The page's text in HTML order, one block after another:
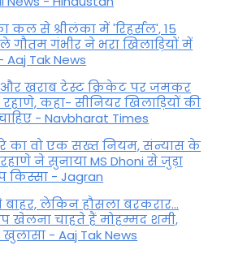
कल से श्रीलंका में 'रिहर्सल', 15
गौतम गंभीर ने भरा ख‍िलाड़‍ियों में
Aaj Tak News
खराब टेस्ट क्रिकेट पर जमकर
कहा- सीनियर खिलाड़ियों की
- Navbharat Times
का वो एक सख्त नियम, संन्यास के
ने सुनाया MS Dhoni से जुड़ा
किस्सा - Jagran
बाहर, लेकिन हौसला बरकरार...
खेलना चाहते हैं मोहम्मद शमी,
- Aaj Tak News